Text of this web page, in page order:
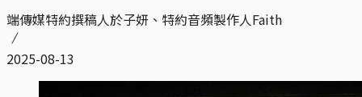
端傳媒特約撰稿人於子妍、特約音頻製作人Faith
2025-08-13